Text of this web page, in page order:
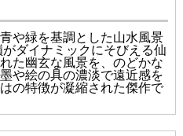
や緑を基調とした山水風景
ダイナミックにそびえる仙
た幽玄な風景を、のどかな
や絵の具の濃淡で遠近感を
の特徴が凝縮された傑作で